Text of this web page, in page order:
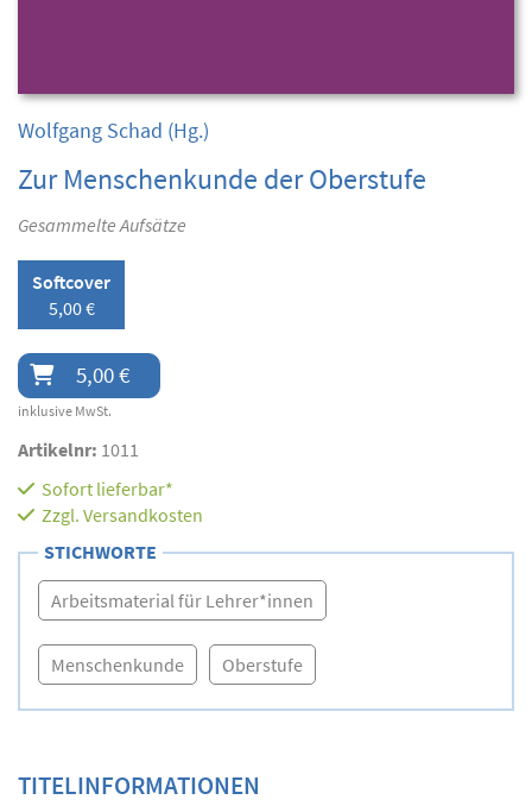
Wolfgang Schad (Hg.)
Zur Menschenkunde der Oberstufe
Gesammelte Aufsätze
Softcover
5,00 €
5,00 €
inklusive MwSt.
Artikelnr: 1011
Sofort lieferbar*
Zzgl. Versandkosten
STICHWORTE
Arbeitsmaterial für Lehrer*innen
Menschenkunde Oberstufe
TITELINFORMATIONEN